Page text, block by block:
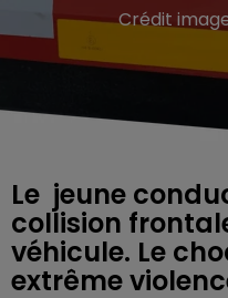
Crédit
Le jeune
collision
véhicule. Le
extrême